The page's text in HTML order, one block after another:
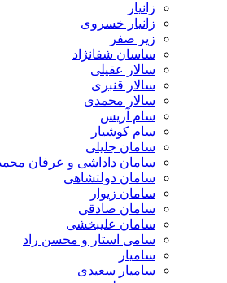
زانیار خسروی
زیر صفر
ساسان شفانژاد
سالار عقیلی
سالار قنبری
سالار محمدی
سام آریس
سام کوشیار
سامان جلیلی
سامان داداشی و عرفان محمدزاده
سامان دولتشاهی
سامان زیوار
سامان صادقی
سامان علیبخشی
سامی استار و محسن راد
سامیار
سامیار سعیدی